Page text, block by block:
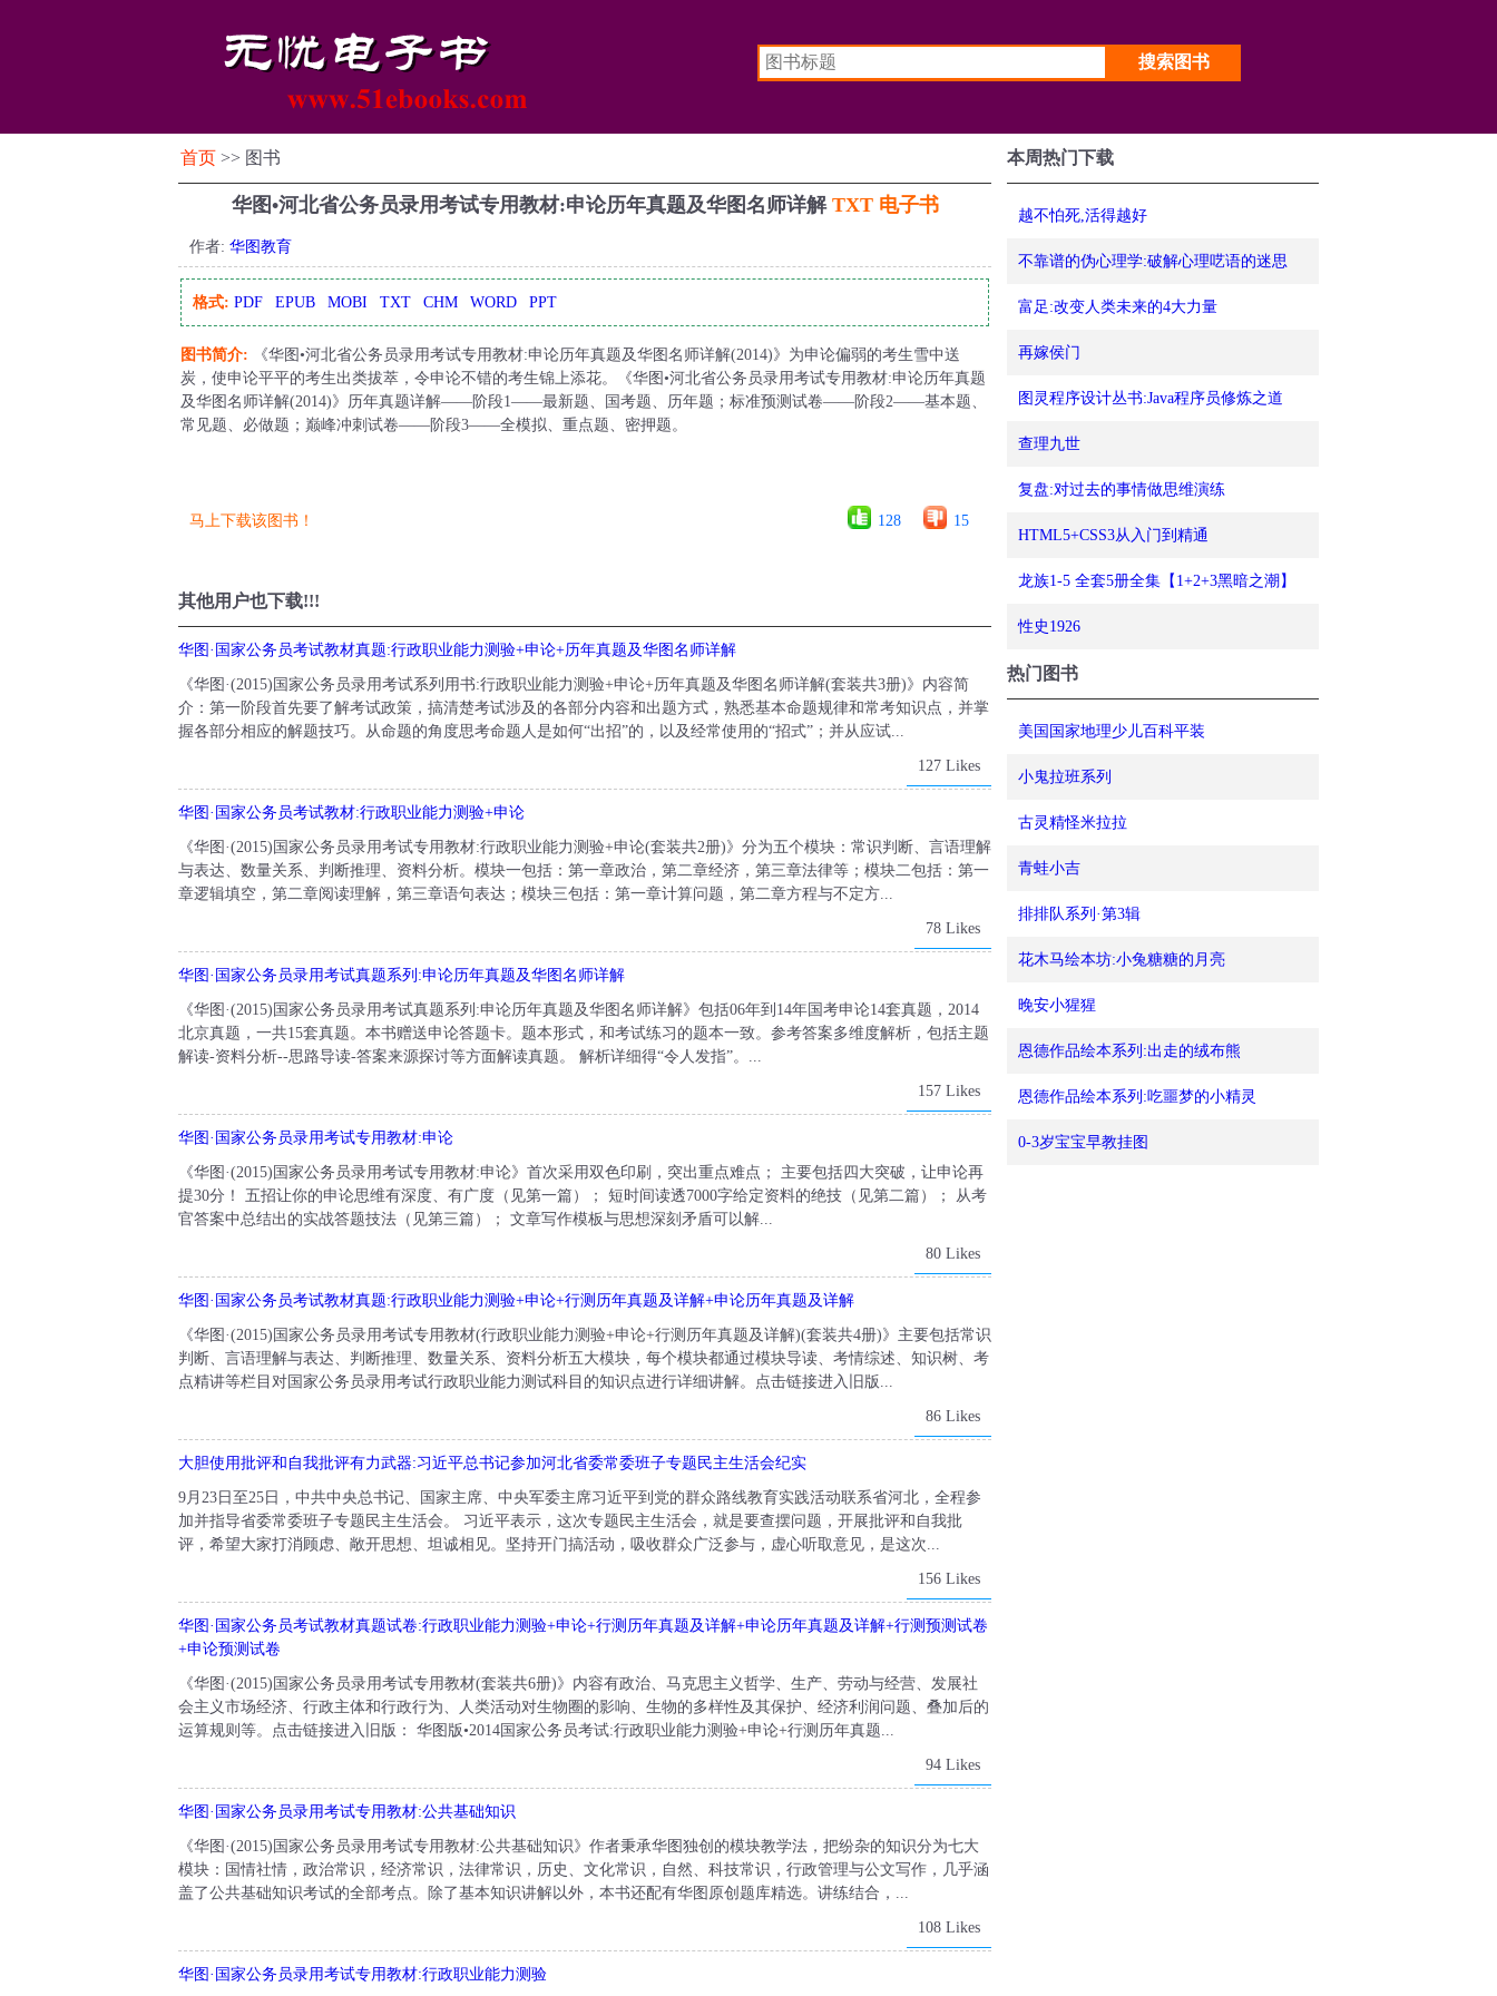
首页 >> 图书
华图•河北省公务员录用考试专用教材:申论历年真题及华图名师详解 TXT 电子书
作者: 华图教育
格式: PDF EPUB MOBI TXT CHM WORD PPT
图书简介: 《华图•河北省公务员录用考试专用教材:申论历年真题及华图名师详解(2014)》为申论偏弱的考生雪中送
炭，使申论平平的考生出类拔萃，令申论不错的考生锦上添花。《华图•河北省公务员录用考试专用教材:申论历年真题
及华图名师详解(2014)》历年真题详解——阶段1——最新题、国考题、历年题；标准预测试卷——阶段2——基本题、
常见题、必做题；巅峰冲刺试卷——阶段3——全模拟、重点题、密押题。
马上下载该图书！ 128 15
其他用户也下载!!!
华图·国家公务员考试教材真题:行政职业能力测验+申论+历年真题及华图名师详解
《华图·(2015)国家公务员录用考试系列用书:行政职业能力测验+申论+历年真题及华图名师详解(套装共3册)》内容简
介：第一阶段首先要了解考试政策，搞清楚考试涉及的各部分内容和出题方式，熟悉基本命题规律和常考知识点，并掌
握各部分相应的解题技巧。从命题的角度思考命题人是如何“出招”的，以及经常使用的“招式”；并从应试...
127 Likes
华图·国家公务员考试教材:行政职业能力测验+申论
《华图·(2015)国家公务员录用考试专用教材:行政职业能力测验+申论(套装共2册)》分为五个模块：常识判断、言语理解
与表达、数量关系、判断推理、资料分析。模块一包括：第一章政治，第二章经济，第三章法律等；模块二包括：第一
章逻辑填空，第二章阅读理解，第三章语句表达；模块三包括：第一章计算问题，第二章方程与不定方...
78 Likes
华图·国家公务员录用考试真题系列:申论历年真题及华图名师详解
《华图·(2015)国家公务员录用考试真题系列:申论历年真题及华图名师详解》包括06年到14年国考申论14套真题，2014
北京真题，一共15套真题。本书赠送申论答题卡。题本形式，和考试练习的题本一致。参考答案多维度解析，包括主题
解读-资料分析--思路导读-答案来源探讨等方面解读真题。 解析详细得“令人发指”。...
157 Likes
华图·国家公务员录用考试专用教材:申论
《华图·(2015)国家公务员录用考试专用教材:申论》首次采用双色印刷，突出重点难点； 主要包括四大突破，让申论再
提30分！ 五招让你的申论思维有深度、有广度（见第一篇）； 短时间读透7000字给定资料的绝技（见第二篇）； 从考
官答案中总结出的实战答题技法（见第三篇）； 文章写作模板与思想深刻矛盾可以解...
80 Likes
华图·国家公务员考试教材真题:行政职业能力测验+申论+行测历年真题及详解+申论历年真题及详解
《华图·(2015)国家公务员录用考试专用教材(行政职业能力测验+申论+行测历年真题及详解)(套装共4册)》主要包括常识
判断、言语理解与表达、判断推理、数量关系、资料分析五大模块，每个模块都通过模块导读、考情综述、知识树、考
点精讲等栏目对国家公务员录用考试行政职业能力测试科目的知识点进行详细讲解。点击链接进入旧版...
86 Likes
大胆使用批评和自我批评有力武器:习近平总书记参加河北省委常委班子专题民主生活会纪实
9月23日至25日，中共中央总书记、国家主席、中央军委主席习近平到党的群众路线教育实践活动联系省河北，全程参
加并指导省委常委班子专题民主生活会。 习近平表示，这次专题民主生活会，就是要查摆问题，开展批评和自我批
评，希望大家打消顾虑、敞开思想、坦诚相见。坚持开门搞活动，吸收群众广泛参与，虚心听取意见，是这次...
156 Likes
华图·国家公务员考试教材真题试卷:行政职业能力测验+申论+行测历年真题及详解+申论历年真题及详解+行测预测试卷
+申论预测试卷
《华图·(2015)国家公务员录用考试专用教材(套装共6册)》内容有政治、马克思主义哲学、生产、劳动与经营、发展社
会主义市场经济、行政主体和行政行为、人类活动对生物圈的影响、生物的多样性及其保护、经济利润问题、叠加后的
运算规则等。点击链接进入旧版： 华图版•2014国家公务员考试:行政职业能力测验+申论+行测历年真题...
94 Likes
华图·国家公务员录用考试专用教材:公共基础知识
《华图·(2015)国家公务员录用考试专用教材:公共基础知识》作者秉承华图独创的模块教学法，把纷杂的知识分为七大
模块：国情社情，政治常识，经济常识，法律常识，历史、文化常识，自然、科技常识，行政管理与公文写作，几乎涵
盖了公共基础知识考试的全部考点。除了基本知识讲解以外，本书还配有华图原创题库精选。讲练结合，...
108 Likes
华图·国家公务员录用考试专用教材:行政职业能力测验
本周热门下载
越不怕死,活得越好
不靠谱的伪心理学:破解心理呓语的迷思
富足:改变人类未来的4大力量
再嫁侯门
图灵程序设计丛书:Java程序员修炼之道
查理九世
复盘:对过去的事情做思维演练
HTML5+CSS3从入门到精通
龙族1-5 全套5册全集【1+2+3黑暗之潮】
性史1926
热门图书
美国国家地理少儿百科平装
小鬼拉班系列
古灵精怪米拉拉
青蛙小吉
排排队系列·第3辑
花木马绘本坊:小兔糖糖的月亮
晚安小猩猩
恩德作品绘本系列:出走的绒布熊
恩德作品绘本系列:吃噩梦的小精灵
0-3岁宝宝早教挂图